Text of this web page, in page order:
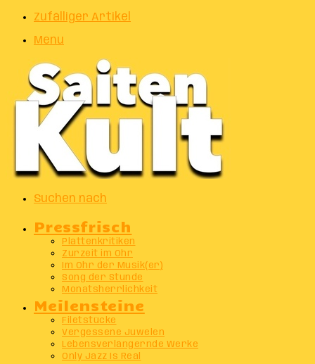
Zufälliger Artikel
Menu
Suchen nach
Pressfrisch
Plattenkritiken
Zurzeit im Ohr
Im Ohr der Musik(er)
Song der Stunde
Monatsherrlichkeit
Meilensteine
Filetstücke
Vergessene Juwelen
Lebensverlängernde Werke
Only Jazz Is Real